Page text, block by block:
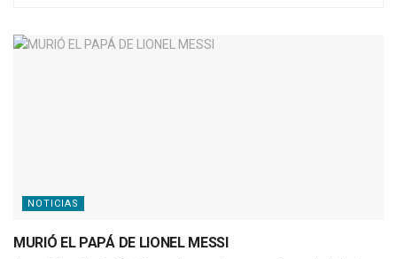
NOTICIAS
MURIÓ EL PAPÁ DE LIONEL MESSI